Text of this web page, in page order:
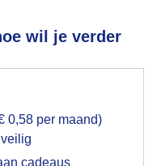
wil je verder
0,58 per maand)
cadeaus
voor het
op hebt gegeven,